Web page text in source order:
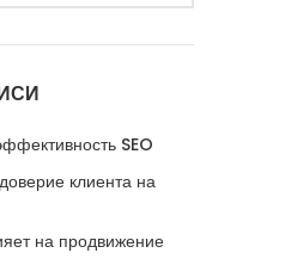
SEO
клиента на
на продвижение